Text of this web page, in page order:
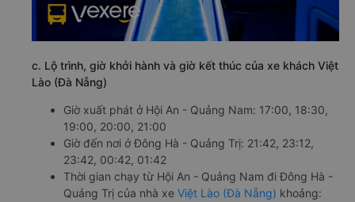
c. Lộ trình, giờ khởi hành và giờ kết thúc của xe khách Việt
Lào (Đà Nẵng)
Giờ xuất phát ở Hội An - Quảng Nam: 17:00, 18:30,
19:00, 20:00, 21:00
Giờ đến nơi ở Đông Hà - Quảng Trị: 21:42, 23:12,
23:42, 00:42, 01:42
Thời gian chạy từ Hội An - Quảng Nam đi Đông Hà -
Quảng Trị của nhà xe Việt Lào (Đà Nẵng) khoảng: